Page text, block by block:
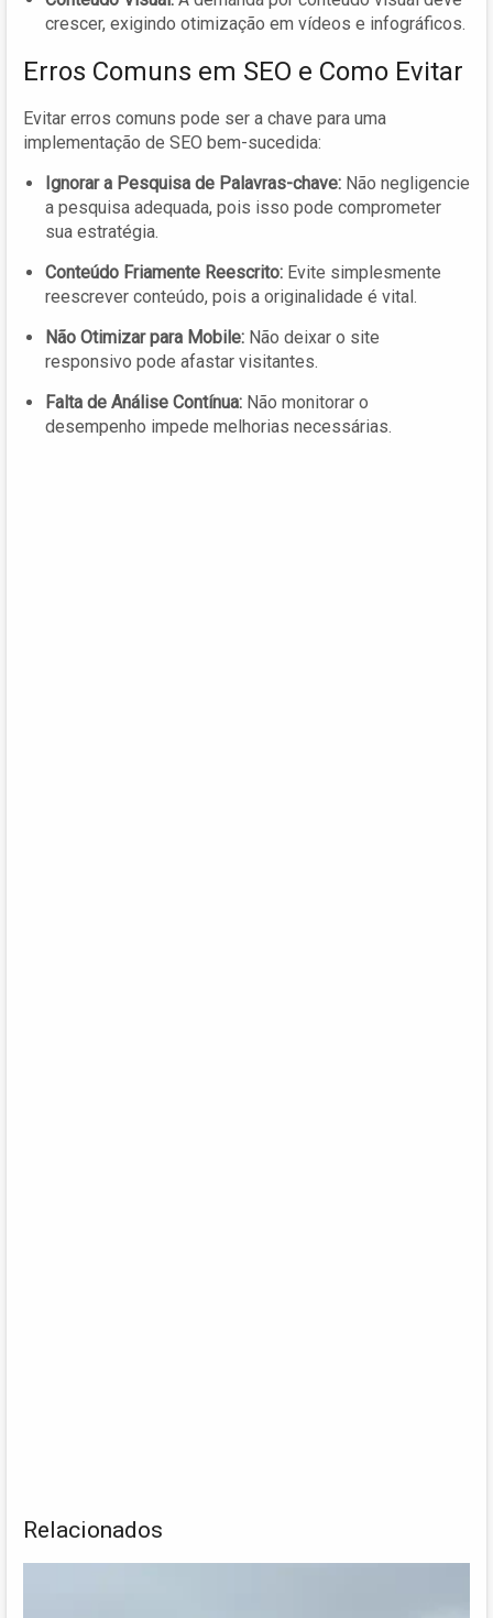
crescer, exigindo otimização em vídeos e infográficos.
Erros Comuns em SEO e Como Evitar
Evitar erros comuns pode ser a chave para uma
implementação de SEO bem-sucedida:
Ignorar a Pesquisa de Palavras-chave: Não negligencie
a pesquisa adequada, pois isso pode comprometer
sua estratégia.
Conteúdo Friamente Reescrito: Evite simplesmente
reescrever conteúdo, pois a originalidade é vital.
Não Otimizar para Mobile: Não deixar o site
responsivo pode afastar visitantes.
Falta de Análise Contínua: Não monitorar o
desempenho impede melhorias necessárias.
Relacionados